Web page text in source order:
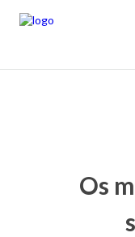
Os